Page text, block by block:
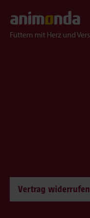
Füttern mit Herz und
Vertrag widerrufen